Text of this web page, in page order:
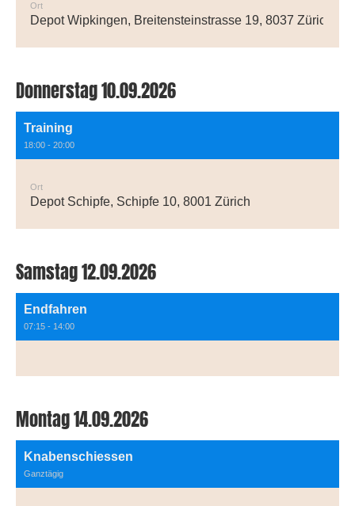
Ort
Depot Wipkingen, Breitensteinstrasse 19, 8037 Zürich
Donnerstag 10.09.2026
Training
18:00 - 20:00
Ort
Depot Schipfe, Schipfe 10, 8001 Zürich
Samstag 12.09.2026
Endfahren
07:15 - 14:00
Montag 14.09.2026
Knabenschiessen
Ganztägig